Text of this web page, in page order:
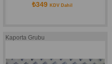
₺349 KDV Dahil
Kaporta Grubu